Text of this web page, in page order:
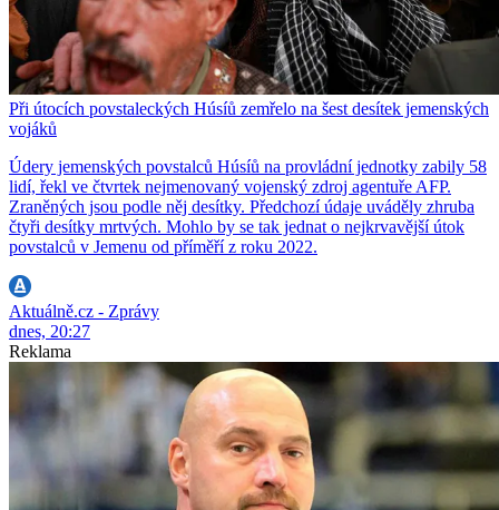
Při útocích povstaleckých Húsíů zemřelo na šest desítek jemenských
vojáků
Údery jemenských povstalců Húsíů na provládní jednotky zabily 58
lidí, řekl ve čtvrtek nejmenovaný vojenský zdroj agentuře AFP.
Zraněných jsou podle něj desítky. Předchozí údaje uváděly zhruba
čtyři desítky mrtvých. Mohlo by se tak jednat o nejkrvavější útok
povstalců v Jemenu od příměří z roku 2022.
Aktuálně.cz - Zprávy
dnes, 20:27
Reklama